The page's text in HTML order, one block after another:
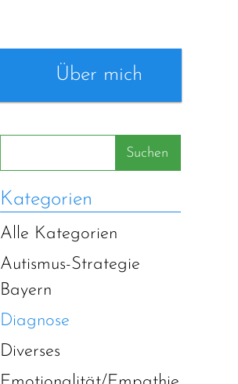
Über mich
Suchen
Kategorien
Alle Kategorien
Autismus-Strategie
Bayern
Diagnose
Diverses